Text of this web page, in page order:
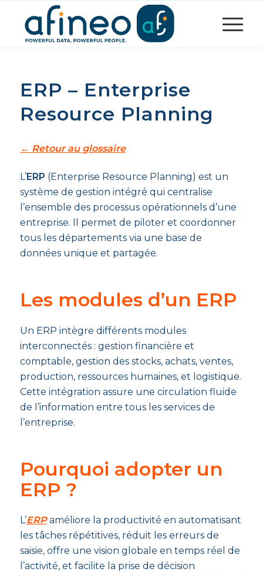
ERP – Enterprise
Resource Planning
← Retour au glossaire
L’ERP (Enterprise Resource Planning) est un
système de gestion intégré qui centralise
l’ensemble des processus opérationnels d’une
entreprise. Il permet de piloter et coordonner
tous les départements via une base de
données unique et partagée.
Les modules d’un ERP
Un ERP intègre différents modules
interconnectés : gestion financière et
comptable, gestion des stocks, achats, ventes,
production, ressources humaines, et logistique.
Cette intégration assure une circulation fluide
de l’information entre tous les services de
l’entreprise.
Pourquoi adopter un
ERP ?
L’ERPaméliore la productivité en automatisant
les tâches répétitives, réduit les erreurs de
saisie, offre une vision globale en temps réel de
l’activité, et facilite la prise de décision